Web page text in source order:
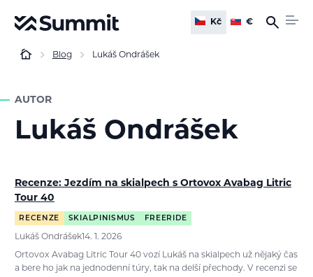
Kč €
Blog Lukáš Ondrášek
AUTOR
Lukáš Ondrášek
Recenze: Jezdím na skialpech s Ortovox Avabag Litric
Tour 40
RECENZE SKIALPINISMUS FREERIDE
Lukáš Ondrášek 14. 1. 2026
Ortovox Avabag Litric Tour 40 vozí Lukáš na skialpech už nějaký čas
a bere ho jak na jednodenní túry, tak na delší přechody. V recenzi se